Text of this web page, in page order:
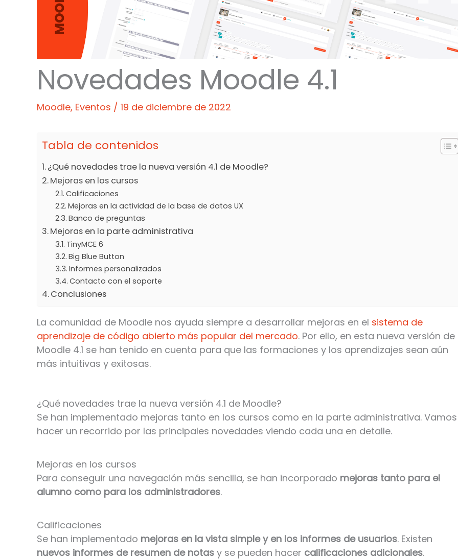
Novedades Moodle 4.1
Moodle, Eventos / 19 de diciembre de 2022
Tabla de contenidos
¿Qué novedades trae la nueva versión 4.1 de Moodle?
Mejoras en los cursos
Calificaciones
Mejoras en la actividad de la base de datos UX
Banco de preguntas
Mejoras en la parte administrativa
TinyMCE 6
Big Blue Button
Informes personalizados
Contacto con el soporte
Conclusiones
La comunidad de Moodle nos ayuda siempre a desarrollar mejoras en el sistema de
aprendizaje de código abierto más popular del mercado. Por ello, en esta nueva versión de
Moodle 4.1 se han tenido en cuenta para que las formaciones y los aprendizajes sean aún
más intuitivas y exitosas.
¿Qué novedades trae la nueva versión 4.1 de Moodle?
Se han implementado mejoras tanto en los cursos como en la parte administrativa.
hacer un recorrido por las principales novedades viendo cada una en detalle.
Mejoras en los cursos
Para conseguir una navegación más sencilla, se han incorporado mejoras tanto para el
alumno como para los administradores.
Calificaciones
Se han implementado mejoras en la vista simple y en los informes de usuarios. Existen
nuevos informes de resumen de notas y se pueden hacer calificaciones adicionales.